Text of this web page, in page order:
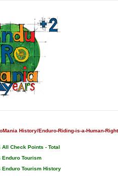
History/Enduro-Riding-is-a-Human-
All Check Points - Total
Enduro Tourism
Enduro Tourism History